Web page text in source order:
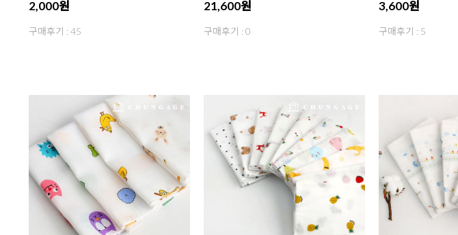
2,000원
구매후기 : 45
21,600원
구매후기 : 0
3,600원
구매후기 : 5